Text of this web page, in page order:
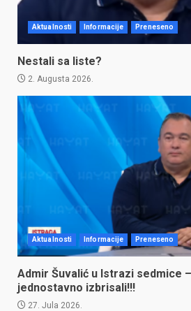
Aktualnosti Informacije Preneseno
Nestali sa liste?
2. Augusta 2026.
Aktualnosti Informacije Preneseno
Admir Šuvalić u Istrazi sedmice
jednostavno izbrisali!!!
27. Jula 2026.